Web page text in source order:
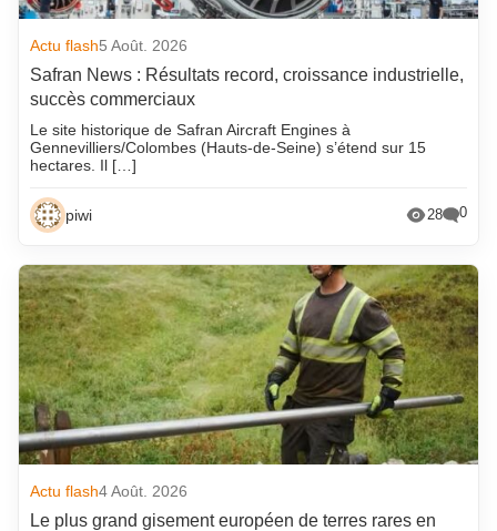
Actu flash5 Août. 2026
Safran News : Résultats record, croissance industrielle,
succès commerciaux
Le site historique de Safran Aircraft Engines à
Gennevilliers/Colombes (Hauts-de-Seine) s’étend sur 15
hectares. Il […]
piwi 28 0
Actu flash4 Août. 2026
Le plus grand gisement européen de terres rares en